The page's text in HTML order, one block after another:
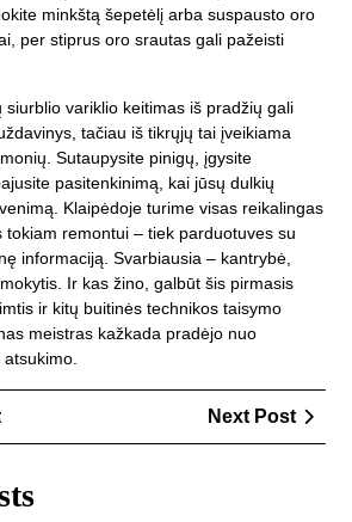
minkštą šepetėlį arba suspausto oro
per stiprus oro srautas gali pažeisti
siurblio variklio keitimas iš pradžių gali
tačiau iš tikrųjų tai įveikiama
Sutaupysite pinigų, įgysite
pasitenkinimą, kai jūsų dulkių
Klaipėdoje turime visas reikalingas
tokiam remontui – tiek parduotuves su
informaciją. Svarbiausia – kantrybė,
Ir kas žino, galbūt šis pirmasis
ir kitų buitinės technikos taisymo
meistras kažkada pradėjo nuo
Previous
Post
Next Post
Next
Post